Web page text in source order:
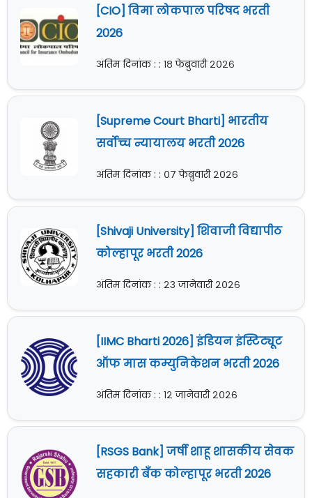
[CIO] विमा लोकपाल परिषद भरती
2026
अंतिम दिनांक : : १८ फेब्रुवारी २०२६
[Supreme Court Bharti] भारतीय
सर्वोच्च न्यायालय भरती 2026
अंतिम दिनांक : : ०७ फेब्रुवारी २०२६
[Shivaji University] शिवाजी विद्यापीठ
कोल्हापूर भरती 2026
अंतिम दिनांक : : २३ जानेवारी २०२६
[IIMC Bharti 2026] इंडियन इंस्टिट्यूट
ऑफ मास कम्युनिकेशन भरती 2026
अंतिम दिनांक : : १२ जानेवारी २०२६
[RSGS Bank] जर्षी शाहू शासकीय सेवक
सहकारी बँक कोल्हापूर भरती 2026